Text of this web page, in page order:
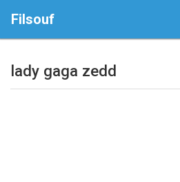
Filsouf
lady gaga zedd